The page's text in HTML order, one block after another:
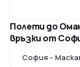
Полети до
връзки от
София -